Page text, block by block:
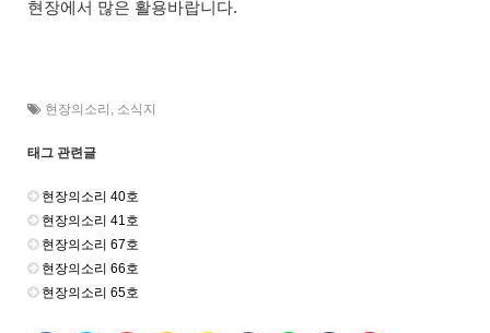
현장에서 많은 활용바랍니다.
현장의소리 , 소식지
태그 관련글
현장의소리 40호
현장의소리 41호
현장의소리 67호
현장의소리 66호
현장의소리 65호